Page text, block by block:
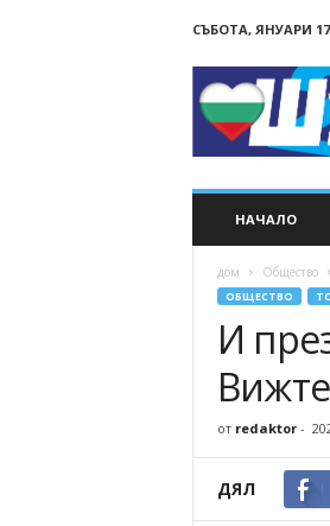
СЪБОТА, ЯНУАРИ
НАЧАЛО
дом Общество
ОБЩЕСТВО
И
от redaktor-
ДЯЛ